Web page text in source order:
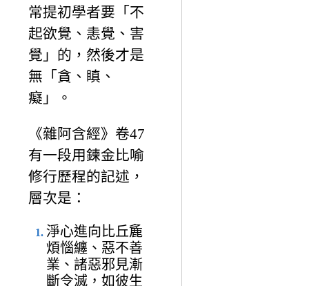
常提初學者要「不
起欲覺、恚覺、害
覺」的，然後才是
無「貪、瞋、
癡」。
《雜阿含經》卷47
有一段用鍊金比喻
修行歷程的記述，
層次是：
淨心進向比丘麁
煩惱纏、惡不善
業、諸惡邪見漸
斷令滅，如彼生